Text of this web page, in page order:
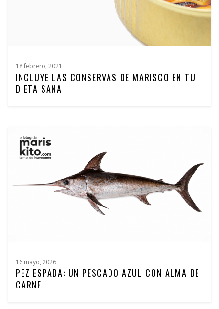
18 febrero, 2021
INCLUYE LAS CONSERVAS DE MARISCO EN TU
DIETA SANA
16 mayo, 2026
PEZ ESPADA: UN PESCADO AZUL CON ALMA DE
CARNE